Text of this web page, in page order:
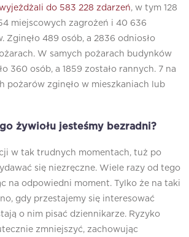
do 583 228 zdarzeń, w tym 128
miejscowych zagrożeń i 40 636
Zginęło 489 osób, a 2836 odniosło
W samych pożarach budynków
360 osób, a 1859 zostało rannych. 7 na
pożarów zginęło w mieszkaniach lub
żywiołu jesteśmy bezradni?
w tak trudnych momentach, tuż po
się niezręczne. Wiele razy od tego
na odpowiedni moment. Tylko że na taki
gdy przestajemy się interesować
o nim pisać dziennikarze. Ryzyko
zmniejszyć, zachowując